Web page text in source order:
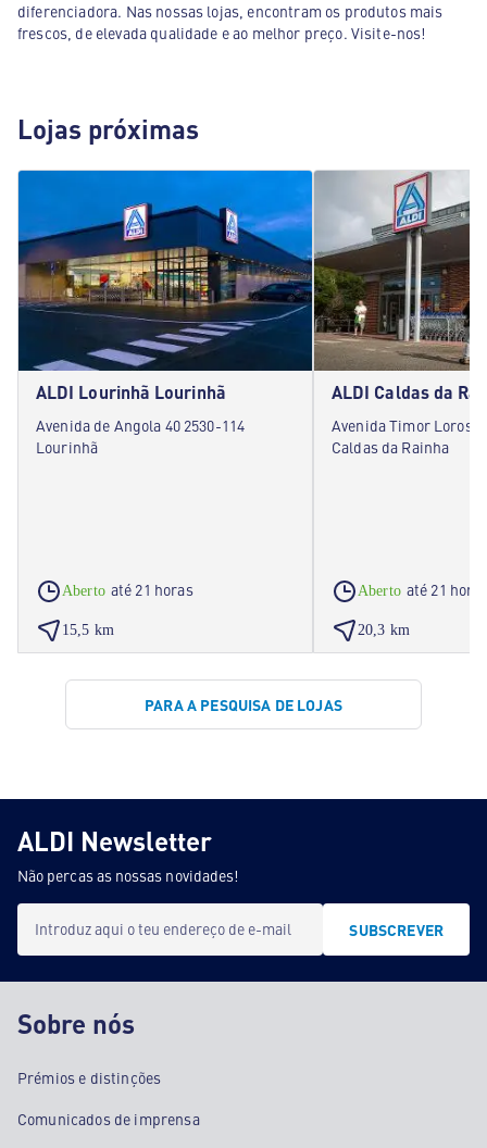
diferenciadora. Nas nossas lojas, encontram os produtos mais
frescos, de elevada qualidade e ao melhor preço. Visite-nos!
Lojas próximas
ALDI Lourinhã Lourinhã
Avenida de Angola 40 2530-114
Lourinhã
Aberto até 21 horas
15,5 km
Avenida Timor
Caldas da Rainha
Aberto até 21
20,3 km
PARA A PESQUISA DE LOJAS
ALDI Newsletter
Não percas as nossas novidades!
Introduz aqui o teu endereço de e-mail SUBSCREVER
Sobre nós
Prémios e distinções
Comunicados de imprensa